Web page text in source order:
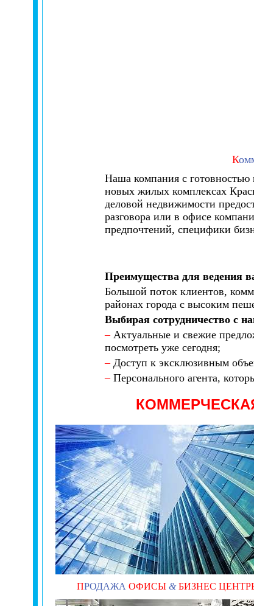
К
Наша компания с
новых жилых комплексах
деловой недвижимости
разговора или в офисе
предпочтений, специфики
Преимущества для ведения
Большой поток клиентов,
районах города с высоким
Выбирая сотрудничество с
–Актуальные и свежие
посмотреть уже сегодня;
–Доступ к эксклюзивным
–Персонального агента,
ПРОДАЖА ОФИСЫ & БИЗНЕС